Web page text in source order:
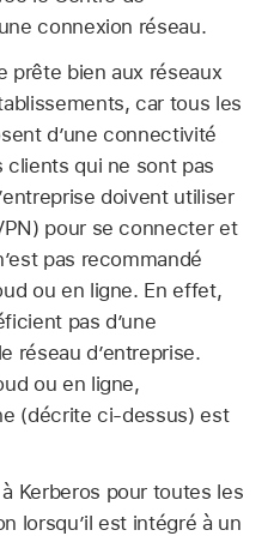
connexion réseau.
prête bien aux réseaux
car tous les
dʼune connectivité
clients qui ne sont pas
doivent utiliser
pour se connecter et
pas recommandé
ou en ligne. En effet,
pas d’une
réseau d’entreprise.
ou en ligne,
(décrite ci-dessus) est
Kerberos pour toutes les
lorsquʼil est intégré à un